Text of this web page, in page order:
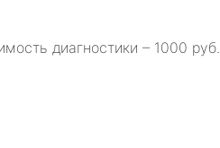
диагностики – 1000 руб.